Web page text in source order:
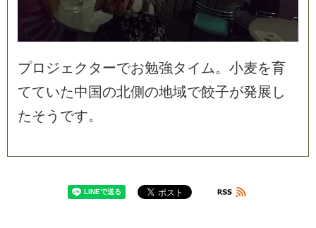
プロ ジ ェ ク ターでお勉強タ イ ム。 小麦を育
てていた中 国の北側の地域で餃子が発展 し
たそ う です。